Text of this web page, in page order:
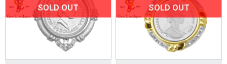
SOLD OUT SOLD OUT